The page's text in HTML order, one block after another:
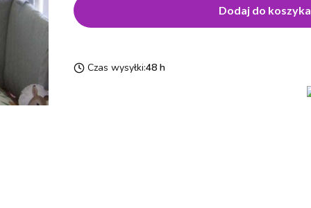
Dodaj do koszyka
Czas wysyłki:48 h